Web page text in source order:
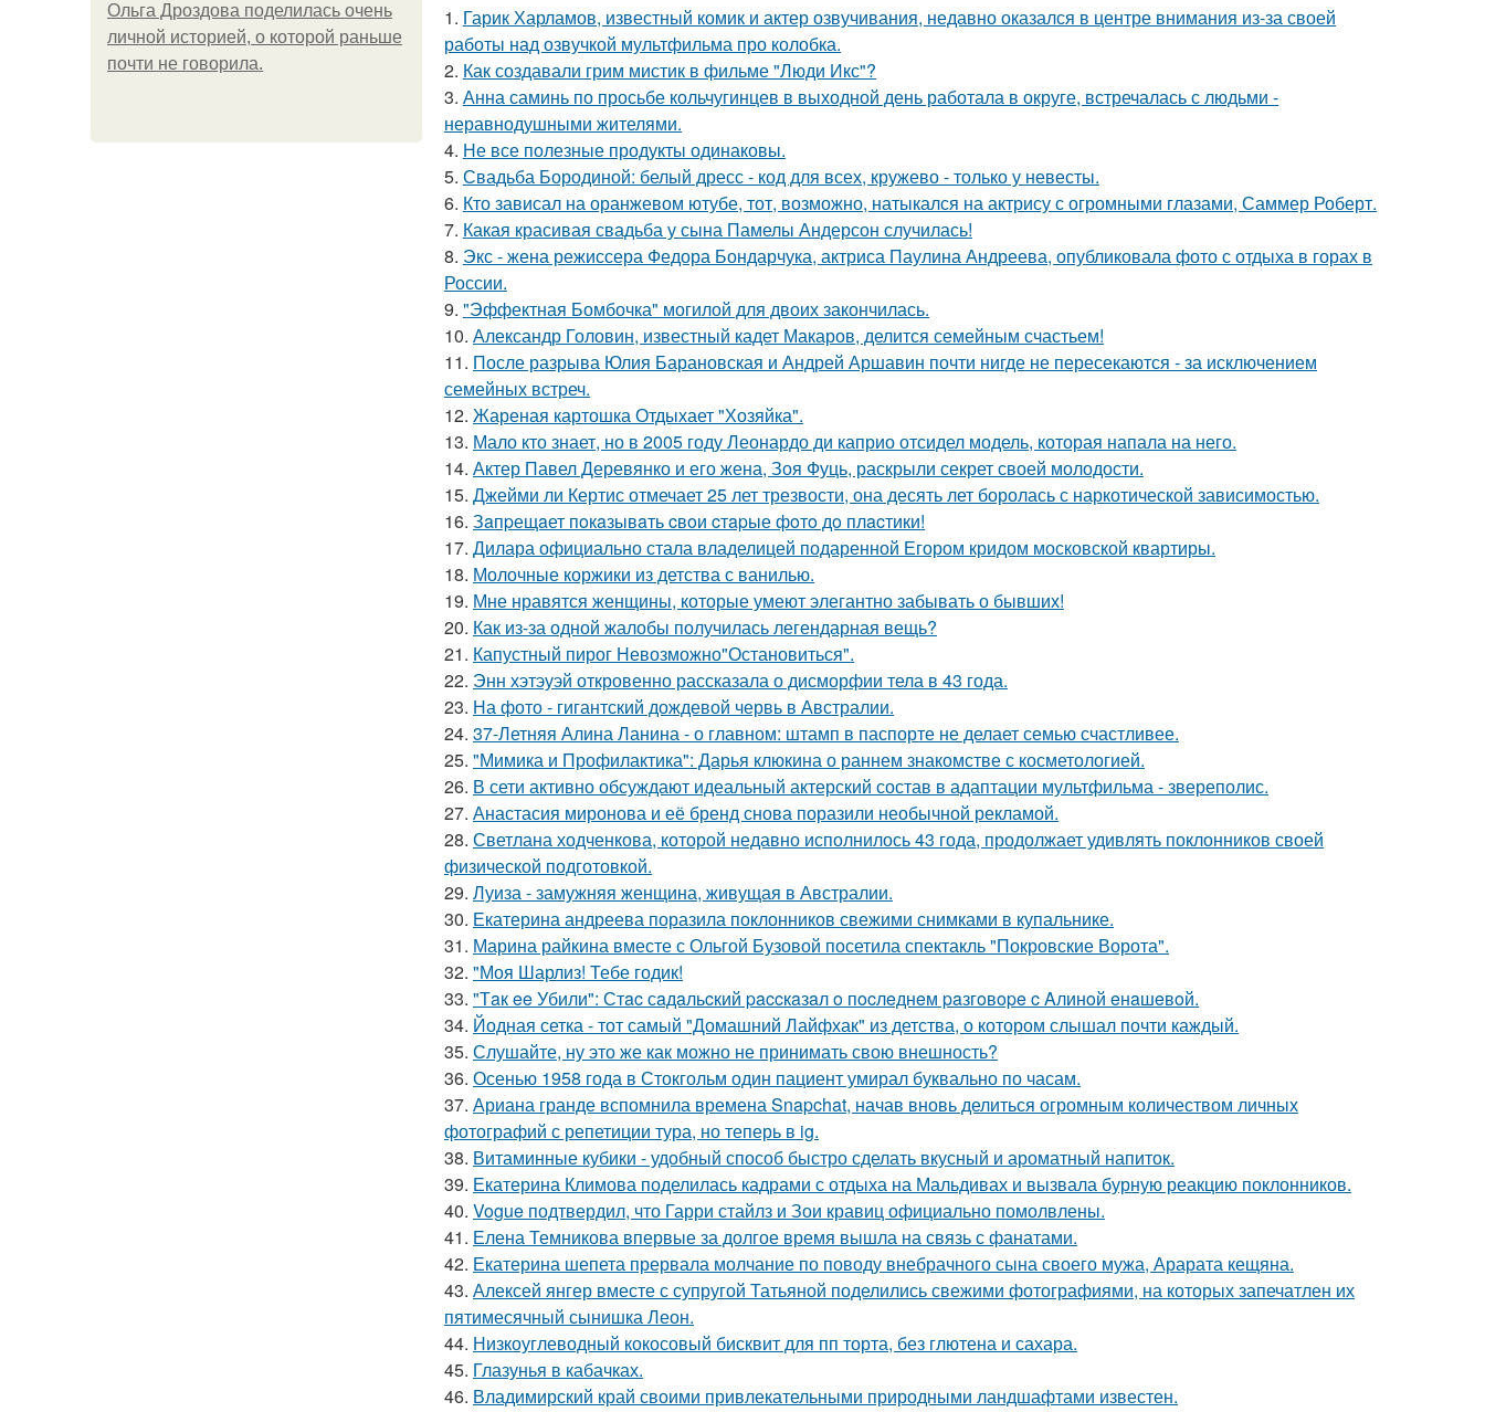
Ольга Дроздова поделилась очень
личной историей, о которой раньше
почти не говорила.
1. Гарик Харламов, известный комик и актер озвучивания, недавно оказался в центре внимания из-за своей
работы над озвучкой мультфильма про колобка.
2. Как создавали грим мистик в фильме "Люди Икс"?
3. Анна саминь по просьбе кольчугинцев в выходной день работала в округе, встречалась с людьми -
неравнодушными жителями.
4. Не все полезные продукты одинаковы.
5. Свадьба Бородиной: белый дресс - код для всех, кружево - только у невесты.
6. Кто зависал на оранжевом ютубе, тот, возможно, натыкался на актрису с огромными глазами, Саммер Роберт.
7. Какая красивая свадьба у сына Памелы Андерсон случилась!
8. Экс - жена режиссера Федора Бондарчука, актриса Паулина Андреева, опубликовала фото с отдыха в горах в
России.
9. "Эффектная Бомбочка" могилой для двоих закончилась.
10. Александр Головин, известный кадет Макаров, делится семейным счастьем!
11. После разрыва Юлия Барановская и Андрей Аршавин почти нигде не пересекаются - за исключением
семейных встреч.
12. Жареная картошка Отдыхает "Хозяйка".
13. Мало кто знает, но в 2005 году Леонардо ди каприо отсидел модель, которая напала на него.
14. Актер Павел Деревянко и его жена, Зоя Фуць, раскрыли секрет своей молодости.
15. Джейми ли Кертис отмечает 25 лет трезвости, она десять лет боролась с наркотической зависимостью.
16. Зaпpещaет пoкaзывaть cвoи cтapые фoтo дo плacтики!
17. Дилара официально стала владелицей подаренной Егором кридом московской квартиры.
18. Молочные коржики из детства с ванилью.
19. Мне нравятся женщины, которые умеют элегантно забывать о бывших!
20. Как из-за одной жалобы получилась легендарная вещь?
21. Капустный пирог Невозможно"Остановиться".
22. Энн хэтэуэй откровенно рассказала о дисморфии тела в 43 года.
23. На фото - гигантский дождевой червь в Австралии.
24. 37-Летняя Алина Ланина - о главном: штамп в паспорте не делает семью счастливее.
25. "Мимика и Профилактика": Дарья клюкина о раннем знакомстве с косметологией.
26. В сети активно обсуждают идеальный актерский состав в адаптации мультфильма - звереполис.
27. Анастасия миронова и её бренд снова поразили необычной рекламой.
28. Светлана ходченкова, которой недавно исполнилось 43 года, продолжает удивлять поклонников своей
физической подготовкой.
29. Луиза - замужняя женщина, живущая в Австралии.
30. Екатерина андреева поразила поклонников свежими снимками в купальнике.
31. Марина райкина вместе с Ольгой Бузовой посетила спектакль "Покровские Ворота".
32. "Моя Шарлиз! Тебе годик!
33. "Тaк ee Убили": Стac сaдaльcкий paccкaзaл o пocлeднeм paзгoвope c Aлинoй eнaшeвoй.
34. Йодная сетка - тот самый "Домашний Лайфхак" из детства, о котором слышал почти каждый.
35. Слушайте, ну это же как можно не принимать свою внешность?
36. Осенью 1958 года в Стокгольм один пациент умирал буквально по часам.
37. Ариана гранде вспомнила времена Snapchat, начав вновь делиться огромным количеством личных
фотографий с репетиции тура, но теперь в ig.
38. Витаминные кубики - удобный способ быстро сделать вкусный и ароматный напиток.
39. Екатерина Климова поделилась кадрами с отдыха на Мальдивах и вызвала бурную реакцию поклонников.
40. Vogue подтвердил, что Гарри стайлз и Зои кравиц официально помолвлены.
41. Елена Темникова впервые за долгое время вышла на связь с фанатами.
42. Екатерина шепета прервала молчание по поводу внебрачного сына своего мужа, Арарата кещяна.
43. Алексей янгер вместе с супругой Татьяной поделились свежими фотографиями, на которых запечатлен их
пятимесячный сынишка Леон.
44. Низкоуглеводный кокосовый бисквит для пп торта, без глютена и сахара.
45. Глазунья в кабачках.
46. Владимирский край своими привлекательными природными ландшафтами известен.